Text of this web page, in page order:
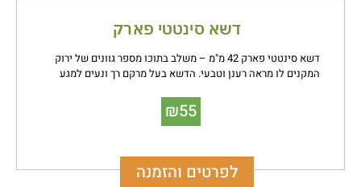
דשא סינטטי פארק
דשא סינטטי פארק 42 מ"מ – משלב בתוכו מספר גוונים של ירוק
המקנים לו מראה רענן וטבעי. הדשא בעל מרקם רך ונעים למגע
₪55
לפרטים והזמנה